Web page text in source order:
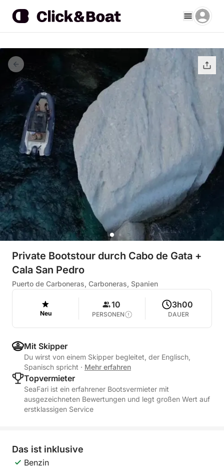
Private Bootstour durch Cabo de Gata +
Cala San Pedro
Puerto de Carboneras, Carboneras, Spanien
Neu
10
PERSONEN
3h00
DAUER
Mit Skipper
Du wirst von einem Skipper begleitet, der Englisch,
Spanisch spricht · Mehr erfahren
Topvermieter
SeaFari ist ein erfahrener Bootsvermieter mit
ausgezeichneten Bewertungen und legt großen Wert auf
erstklassigen Service
Das ist inklusive
Benzin